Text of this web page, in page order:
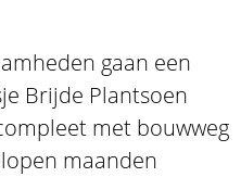
gaan een
Brijde Plantsoen
met bouwweg
maanden